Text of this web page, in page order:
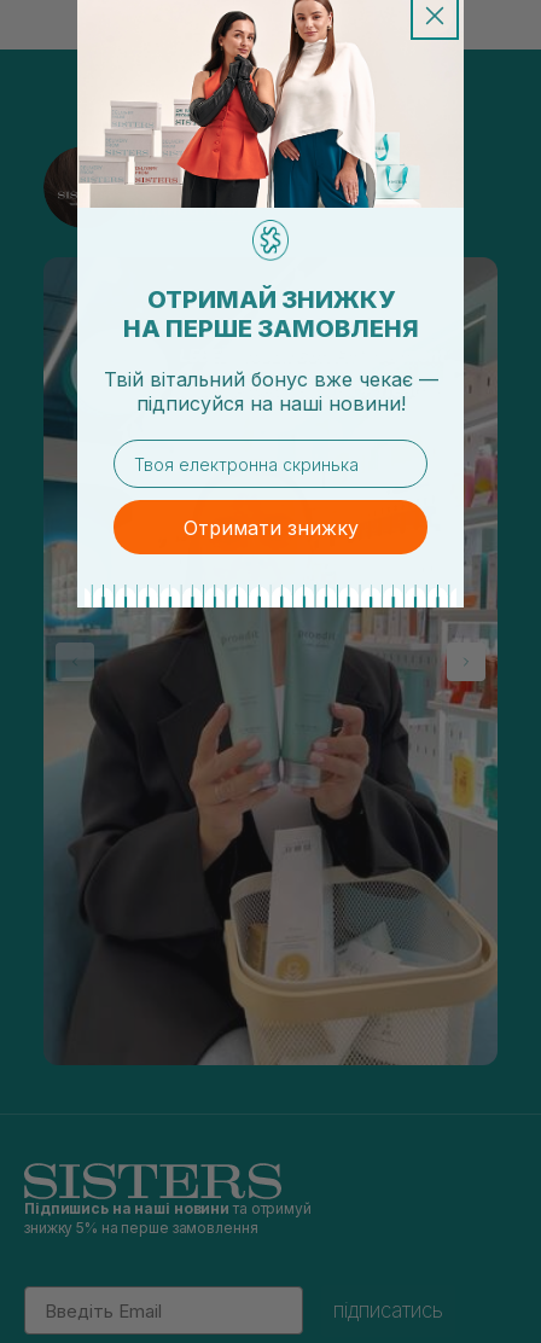
@sisters_stelmakh в Instagram
Підписатися
Підпишись на наші новини та отримуй
знижку 5% на перше замовлення
Email
підписатись
ОТРИМАЙ ЗНИЖКУ
НА ПЕРШЕ ЗАМОВЛЕНЯ
Твій вітальний бонус вже чекає —
підписуйся на наші новини!
email
Отримати знижку